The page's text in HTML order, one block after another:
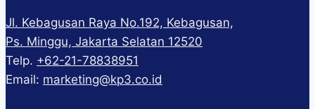
Jl. Kebagusan Raya No.192, Kebagusan,
Ps. Minggu, Jakarta Selatan 12520
Telp. +62-21-78838951
Email: marketing@kp3.co.id